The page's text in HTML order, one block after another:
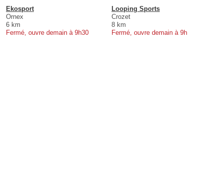
Ekosport
Ornex
6 km
Fermé, ouvre demain à 9h30
Looping Sports
Crozet
8 km
Fermé, ouvre demain à 9h